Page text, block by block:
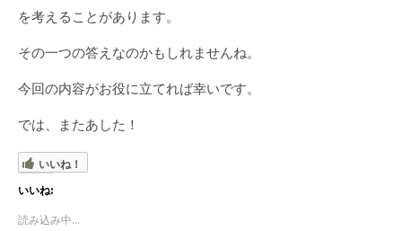
を考えることがあります。
その一つの答えなのかもしれませんね。
今回の内容がお役に立てれば幸いです。
では、またあした！
いいね！
いいね:
読み込み中...